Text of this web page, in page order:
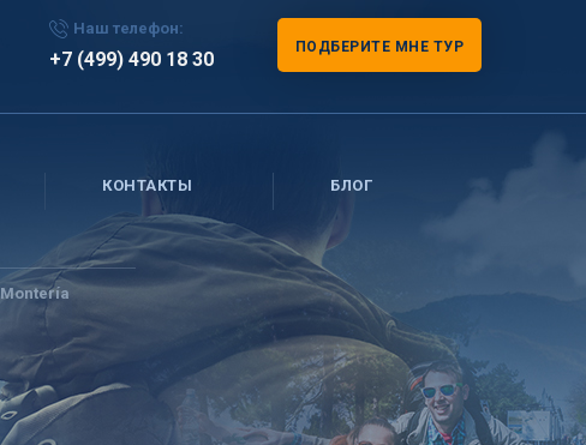
Наш телефон:
+7 (499) 490 18 30
ПОДБЕРИТЕ МНЕ ТУР
КОНТАКТЫ БЛОГ
Montería